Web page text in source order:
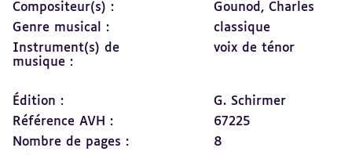
Compositeur(s) :
Gounod, Charles
Genre musical :
classique
Instrument(s) de
musique :
voix de ténor
Édition :
G. Schirmer
Référence AVH :
67225
Nombre de pages :
8